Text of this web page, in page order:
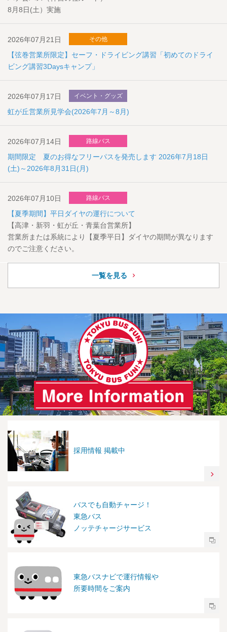
8月8日(土）実施
2026年07月21日 その他
【弦巻営業所限定】セーフ・ドライビング講習「初めてのドライ
ビング講習3Daysキャンプ」
2026年07月17日 イベント・グッズ
虹が丘営業所見学会(2026年7月～8月)
2026年07月14日 路線バス
期間限定 夏のお得なフリーパスを発売します 2026年7月18日
(土)～2026年8月31日(月)
2026年07月10日 路線バス
【夏季期間】平日ダイヤの運行について
【高津・新羽・虹が丘・青葉台営業所】
営業所または系統により【夏季平日】ダイヤの期間が異なります
のでご注意ください。
一覧を見る
採用情報 掲載中
バスでも自動チャージ！
東急バス
ノッテチャージサービス
東急バスナビで運行情報や
所要時間をご案内